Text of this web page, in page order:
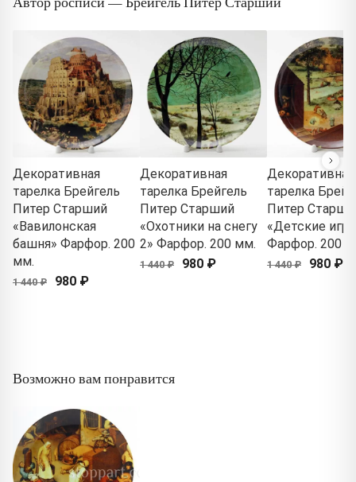
Декоративная
тарелка Брейгель
Питер Старший
«Вавилонская
башня» Фарфор. 200
мм.
1 440 ₽ 980 ₽
Декоративная
тарелка Брейгель
Питер Старший
«Охотники на снегу
2» Фарфор. 200 мм.
1 440 ₽ 980 ₽
Декоративная
тарелка
Питер
«Детские
Фарфор. 200
1 440 ₽ 980 ₽
Возможно вам понравится